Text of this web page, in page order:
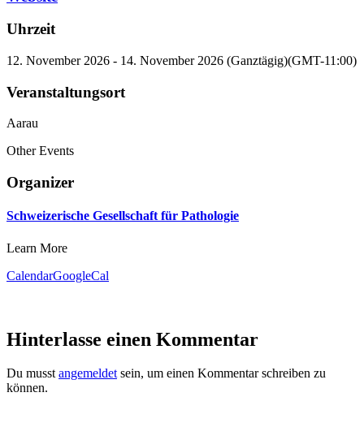
Uhrzeit
12. November 2026 - 14. November 2026 (Ganztägig)(GMT-11:00)
Veranstaltungsort
Aarau
Other Events
Organizer
Schweizerische Gesellschaft für Pathologie
Learn More
CalendarGoogleCal
Hinterlasse einen Kommentar
Du musstangemeldetsein, um einen Kommentar schreiben zu
können.